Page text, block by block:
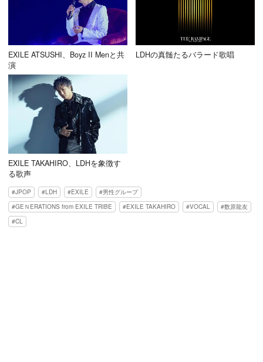
EXILE ATSUSHI、Boyz II Menと共
演
LDHの真髄たるバラード歌唱
EXILE TAKAHIRO、LDHを象徴す
る歌声
JPOP LDH EXILE
男性グループ
GEＮERATIONS from EXILE TRIBE
EXILE TAKAHIRO VOCAL
数原龍友
CL